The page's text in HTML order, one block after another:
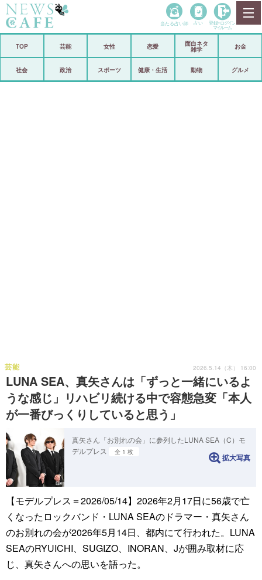
政治
当たる占い師 占い 登録• ログイン
マイルーム
TOP 芸能 女性 恋愛
面白ネタ
雑学
お金
社会 政治 スポーツ 健康・生活 動物 グルメ
LUNA SEA、真矢さんは「ずっと一緒にいるよ
うな感じ」リハビリ続ける中で容態急変「本人
が一番びっくりしていると思う」
芸能 2026.5.14（木） 16:00
真矢さん「お別れの会」に参列したLUNA SEA（C）モ
デルプレス
全 1 枚
拡大写真
【モデルプレス＝2026/05/14】2026年2月17日に56歳で亡
くなったロックバンド・LUNA SEAのドラマー・真矢さん
のお別れの会が2026年5月14日、都内にて行われた。LUNA
SEAのRYUICHI、SUGIZO、INORAN、Jが囲み取材に応
じ、真矢さんへの思いを語った。